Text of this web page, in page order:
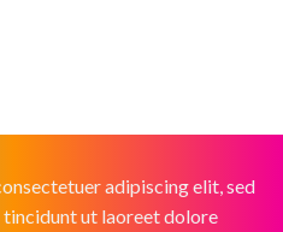
adipiscing elit, sed
tincidunt ut laoreet dolore